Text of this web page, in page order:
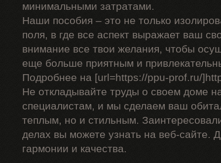
минимальными затратами.
Наши пособия – это не только
поля, в где все аспект выражает ваш
внимание все твои желания, чтобы
еще больше приятным и
Подробнее на [url=https://ppu-prof.ru/
Не откладывайте труды о своем доме
специалистам, и мы сделаем ваш
теплым, но и стильным.
делах вы можете узнать на веб-сайте.
гармонии и качества.